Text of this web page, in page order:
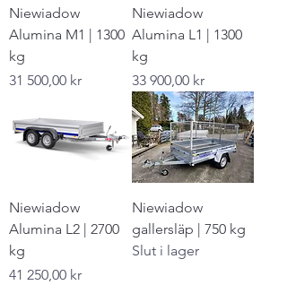
Niewiadow
Alumina M1 | 1300
kg
Pris
31 500,00 kr
Niewiadow
Alumina L1 | 1300
kg
Pris
33 900,00 kr
Niewiadow
Alumina L2 | 2700
kg
Pris
41 250,00 kr
Niewiadow
gallersläp | 750 kg
Slut i lager